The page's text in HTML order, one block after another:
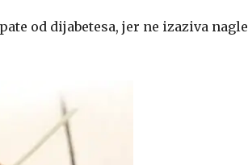
od dijabetesa, jer ne izaziva nagle